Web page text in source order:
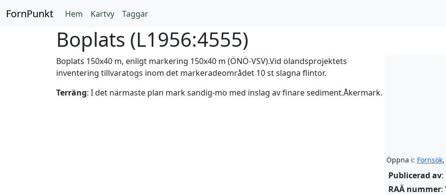
FornPunkt Hem Kartvy Taggar
Boplats (L1956:4555)
Öppna i: Fornsök,
Publicerad av
RAÄ nummer:
Boplats 150x40 m, enligt markering 150x40 m (ÖNÖ-VSV).Vid ölandsprojektets
inventering tillvaratogs inom det markeradeområdet 10 st slagna flintor.
Terräng: I det närmaste plan mark sandig-mo med inslag av finare sediment.Åkermark.